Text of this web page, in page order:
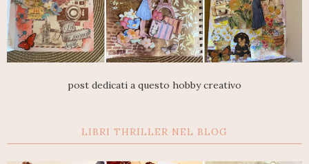
post dedicati a questo hobby creativo
LIBRI THRILLER NEL BLOG